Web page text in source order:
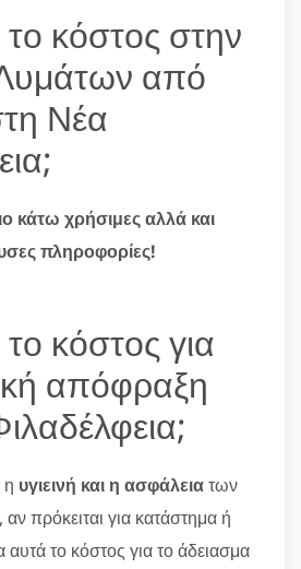
το κόστος στην
από
Νέα
κάτω χρήσιμες αλλά και
πληροφορίες!
το κόστος για
απόφραξη
υγιεινή και η ασφάλειατων
πρόκειται για κατάστημα ή
το κόστος για το άδειασμα